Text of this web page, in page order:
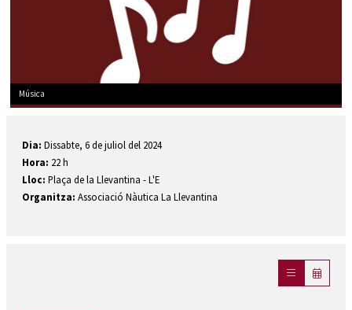
Música
Dia: Dissabte, 6 de juliol del 2024
Hora: 22 h
Lloc: Plaça de la Llevantina - L'E
Organitza: Associació Nàutica La Llevantina